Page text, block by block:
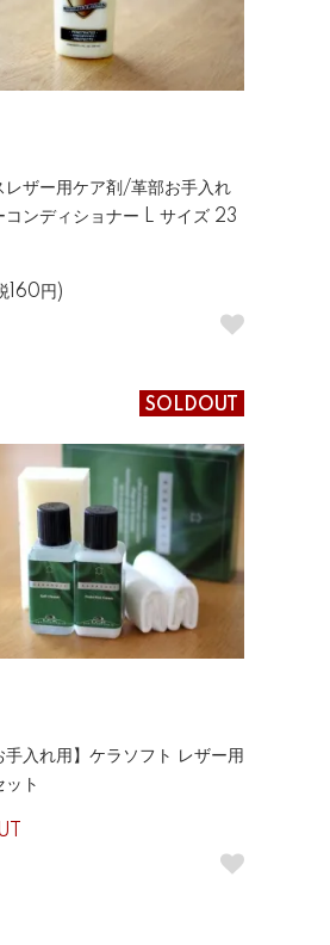
レザー用ケア剤/革部お手入れ
コンディショナー L サイズ 23
160円)
SOLDOUT
手入れ用】ケラソフト レザー用
ット